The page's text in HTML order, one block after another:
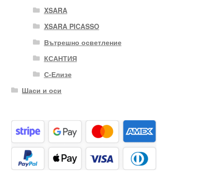
XSARA
XSARA PICASSO
Вътрешно осветление
КСАНТИЯ
С-Елизе
Шаси и оси